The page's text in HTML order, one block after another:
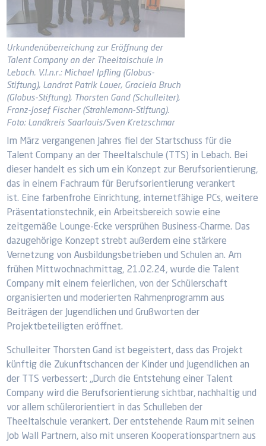
Urkundenüberreichung zur Eröffnung der
Talent Company an der Theeltalschule in
Lebach. V.l.n.r.: Michael Ipfling (Globus-
Stiftung), Landrat Patrik Lauer, Graciela Bruch
(Globus-Stiftung), Thorsten Gand (Schulleiter),
Franz-Josef Fischer (Strahlemann-Stiftung).
Foto: Landkreis Saarlouis/Sven Kretzschmar
Im März vergangenen Jahres fiel der Startschuss für die
Talent Company an der Theeltalschule (TTS) in Lebach. Bei
dieser handelt es sich um ein Konzept zur Berufsorientierung,
das in einem Fachraum für Berufsorientierung verankert
ist. Eine farbenfrohe Einrichtung, internetfähige PCs, weitere
Präsentationstechnik, ein Arbeitsbereich sowie eine
zeitgemäße Lounge-Ecke versprühen Business-Charme. Das
dazugehörige Konzept strebt außerdem eine stärkere
Vernetzung von Ausbildungsbetrieben und Schulen an. Am
frühen Mittwochnachmittag, 21.02.24, wurde die Talent
Company mit einem feierlichen, von der Schülerschaft
organisierten und moderierten Rahmenprogramm aus
Beiträgen der Jugendlichen und Grußworten der
Projektbeteiligten eröffnet.
Schulleiter Thorsten Gand ist begeistert, dass das Projekt
künftig die Zukunftschancen der Kinder und Jugendlichen an
der TTS verbessert: „Durch die Entstehung einer Talent
Company wird die Berufsorientierung sichtbar, nachhaltig und
vor allem schülerorientiert in das Schulleben der
Theeltalschule verankert. Der entstehende Raum mit seinen
Job Wall Partnern, also mit unseren Kooperationspartnern aus